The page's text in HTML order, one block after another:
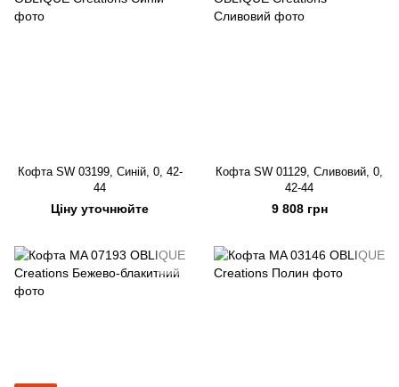
Кофта SW 03199, Синій, 0, 42-
44
Ціну уточнюйте
Кофта SW 01129, Сливовий, 0,
42-44
9 808 грн